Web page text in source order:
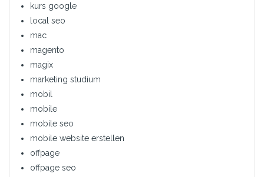
kurs google
local seo
mac
magento
magix
marketing studium
mobil
mobile
mobile seo
mobile website erstellen
offpage
offpage seo